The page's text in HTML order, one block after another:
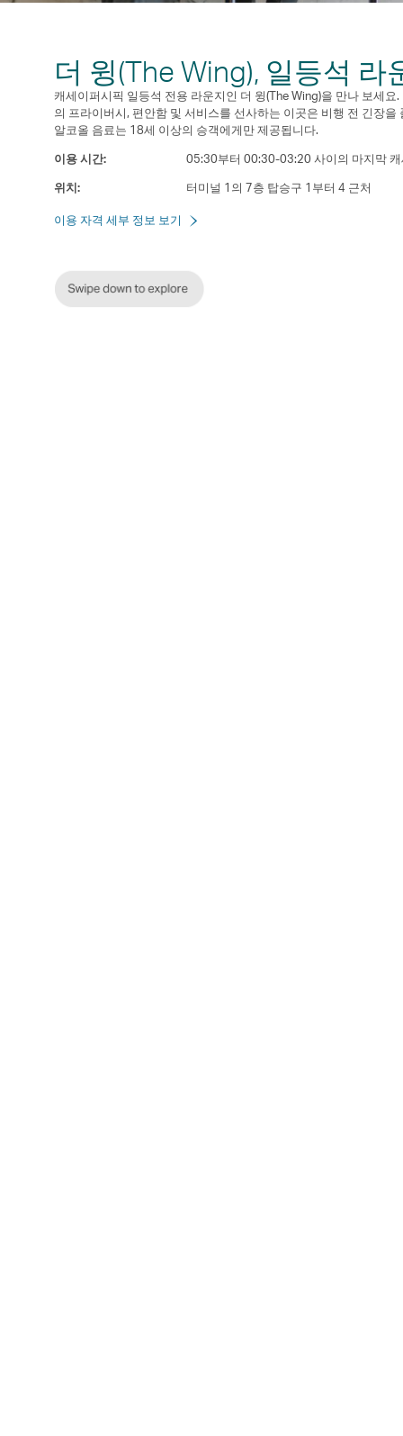
더 윙(The Wing), 일등석 라
캐세이퍼시픽 일등석 전용 라운지인 더 윙(The Wing)을 만나 보세
의 프라이버시, 편안함 및 서비스를 선사하는 이곳은 비행 전 긴장
알코올 음료는 18세 이상의 승객에게만 제공됩니다.
이용 시간:
05:30부터 00:30-03:20 사이의 마지막
위치:
터미널 1의 7층 탑승구 1부터 4 근처
이용 자격 세부 정보 보기